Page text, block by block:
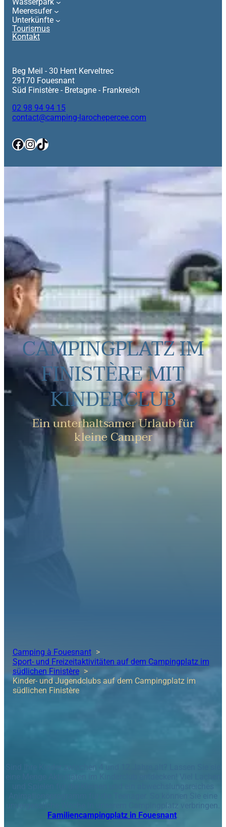
Meeresufer
Unterkünfte
Tourismus
Kontakt
Beg Meil - 30 Hent Kerveltrec
29170 Fouesnant
Süd Finistère - Bretagne - Frankreich
02 98 94 94 15
contact@camping-larochepercee.com
Facebook
Instagram
TikTok
CAMPINGPLATZ IM
FINISTÈRE MIT
KINDERCLUB
Ein unterhaltsamer Urlaub für
kleine Camper
Camping à Fouesnant
Sport- und Freizeitaktivitäten auf dem Campingplatz im
südlichen Finistère
Kinder- und Jugendclubs auf dem Campingplatz im
südlichen Finistère
Sind Ihre Kinder zwischen 4 und 12 Jahre alt? Lassen Sie sie
eine Menge Aktivitäten im Kinderclub entdecken! Viel Lachen
und Spielen für die Kleinen und ein abwechslungsreiches
Animationsprogramm für die Teenager. So können Sie eine
unvergessliche Woche in unserem Campingplatz verbringen.
Familiencampingplatz in Fouesnant